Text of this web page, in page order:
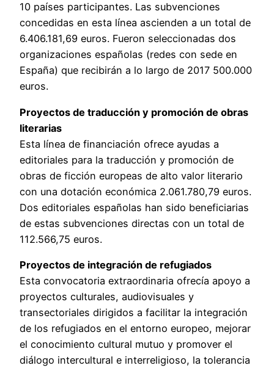
10 países participantes. Las subvenciones
concedidas en esta línea ascienden a un total de
6.406.181,69 euros. Fueron seleccionadas dos
organizaciones españolas (redes con sede en
España) que recibirán a lo largo de 2017 500.000
euros.
Proyectos de traducción y promoción de obras
literarias
Esta línea de financiación ofrece ayudas a
editoriales para la traducción y promoción de
obras de ficción europeas de alto valor literario
con una dotación económica 2.061.780,79 euros.
Dos editoriales españolas han sido beneficiarias
de estas subvenciones directas con un total de
112.566,75 euros.
Proyectos de integración de refugiados
Esta convocatoria extraordinaria ofrecía apoyo a
proyectos culturales, audiovisuales y
transectoriales dirigidos a facilitar la integración
de los refugiados en el entorno europeo, mejorar
el conocimiento cultural mutuo y promover el
diálogo intercultural e interreligioso, la tolerancia